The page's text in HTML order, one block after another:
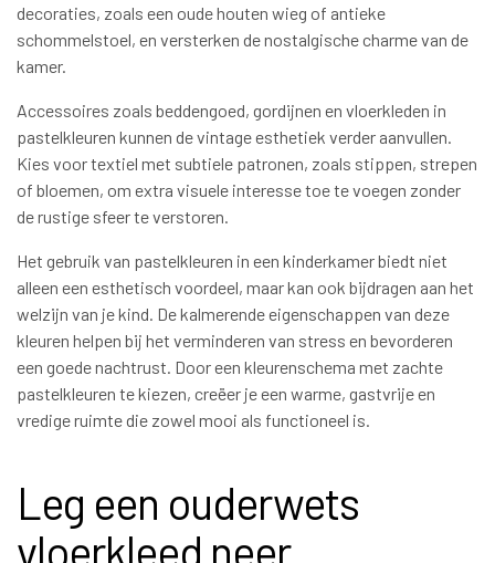
decoraties, zoals een oude houten wieg of antieke
schommelstoel, en versterken de nostalgische charme van de
kamer.
Accessoires zoals beddengoed, gordijnen en vloerkleden in
pastelkleuren kunnen de vintage esthetiek verder aanvullen.
Kies voor textiel met subtiele patronen, zoals stippen, strepen
of bloemen, om extra visuele interesse toe te voegen zonder
de rustige sfeer te verstoren.
Het gebruik van pastelkleuren in een kinderkamer biedt niet
alleen een esthetisch voordeel, maar kan ook bijdragen aan het
welzijn van je kind. De kalmerende eigenschappen van deze
kleuren helpen bij het verminderen van stress en bevorderen
een goede nachtrust. Door een kleurenschema met zachte
pastelkleuren te kiezen, creëer je een warme, gastvrije en
vredige ruimte die zowel mooi als functioneel is.
Leg een ouderwets
vloerkleed neer